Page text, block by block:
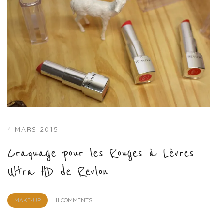
4 MARS 2015
Craquage pour les Rouges à Lèvres
Ultra HD de Revlon
MAKE-UP
by
11 COMMENTS